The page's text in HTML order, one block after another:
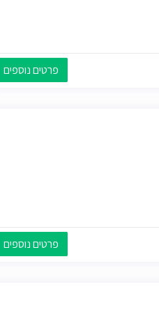
פרטים נוספים
פרטים נוספים